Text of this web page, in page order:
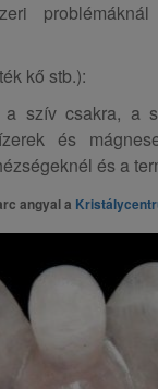
kő stb.):
a szív csakra, a
és
és a
angyal a